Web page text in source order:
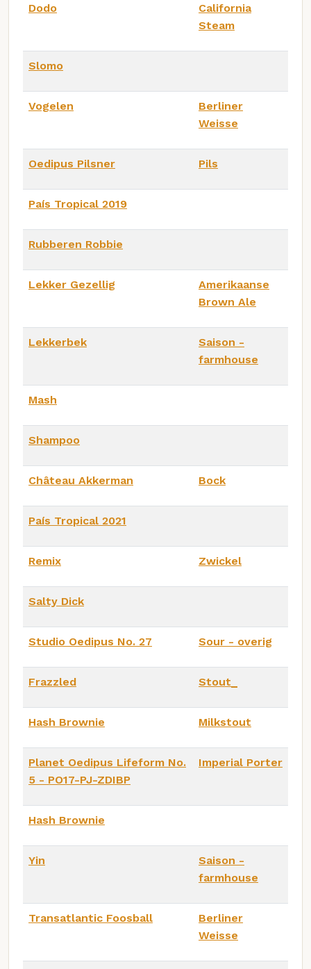
Dodo
California
Steam
Slomo
Vogelen
Berliner
Weisse
Oedipus Pilsner Pils
País Tropical 2019
Rubberen Robbie
Lekker Gezellig
Amerikaanse
Brown Ale
Lekkerbek
Saison -
farmhouse
Mash
Shampoo
Château Akkerman Bock
País Tropical 2021
Remix Zwickel
Salty Dick
Studio Oedipus No. 27 Sour - overig
Frazzled Stout_
Hash Brownie Milkstout
Planet Oedipus Lifeform No.
5 - PO17-PJ-ZDIBP
Imperial Porter
Hash Brownie
Yin
Saison -
farmhouse
Transatlantic Foosball
Berliner
Weisse